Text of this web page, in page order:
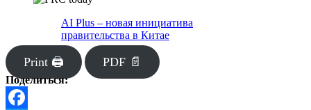
AI Plus – новая инициатива
правительства в Китае
Print 🖨 PDF 📄
Поделиться: